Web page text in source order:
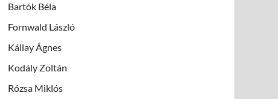
Bartók Béla
Fornwald László
Kállay Ágnes
Kodály Zoltán
Rózsa Miklós